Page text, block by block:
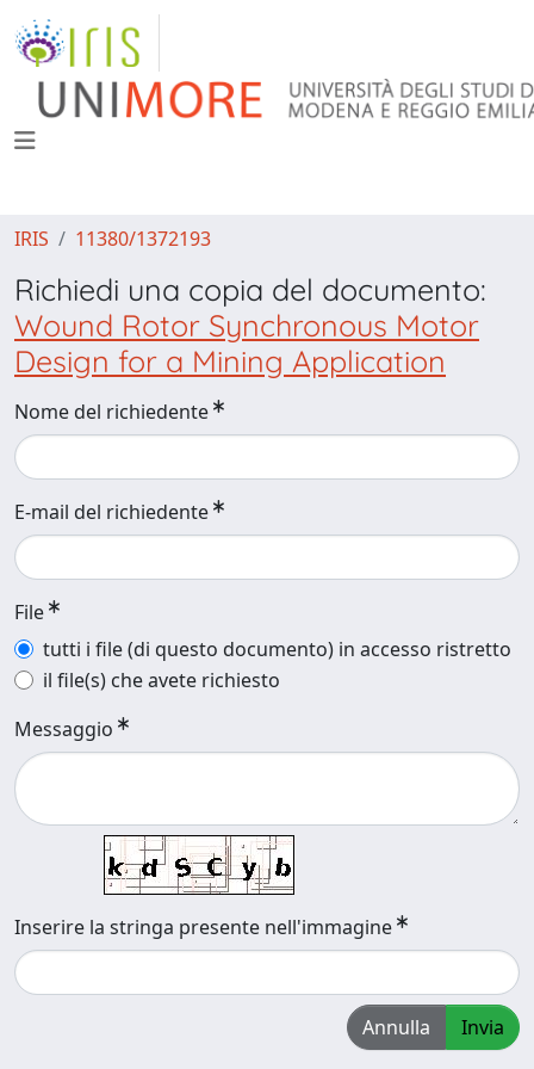
IRIS 11380/1372193
Richiedi una copia del documento:
Wound Rotor Synchronous Motor
Design for a Mining Application
Nome del richiedente
E-mail del richiedente
File
tutti i file (di questo documento) in accesso ristretto
il file(s) che avete richiesto
Messaggio
Inserire la stringa presente nell'immagine
Annulla Invia